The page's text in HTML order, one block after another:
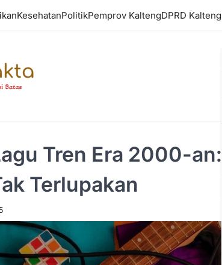
KesehatanPolitikPemprov KaltengDPRD Kalteng
Tren Era 2000-
Terlupakan